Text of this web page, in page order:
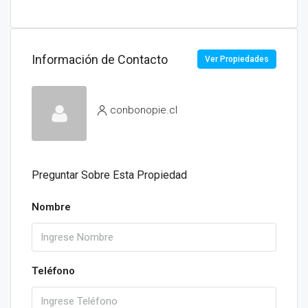
Información de Contacto Ver Propiedades
conbonopie.cl
Preguntar Sobre Esta Propiedad
Nombre
Teléfono